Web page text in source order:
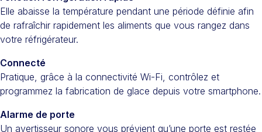
Elle abaisse la température pendant une période définie afin
de rafraîchir rapidement les aliments que vous rangez dans
votre réfrigérateur.
Connecté
Pratique, grâce à la connectivité Wi-Fi, contrôlez et
programmez la fabrication de glace depuis votre smartphone.
Alarme de porte
Un avertisseur sonore vous prévient qu’une porte est restée